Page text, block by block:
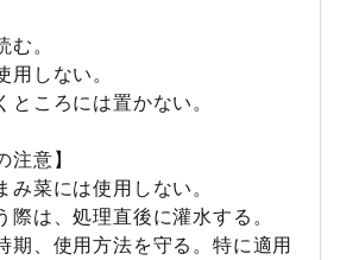
。
用しない。
ところには置かない。
注意】
み菜には使用しない。
際は、処理直後に灌水する。
期、使用方法を守る。特に適用